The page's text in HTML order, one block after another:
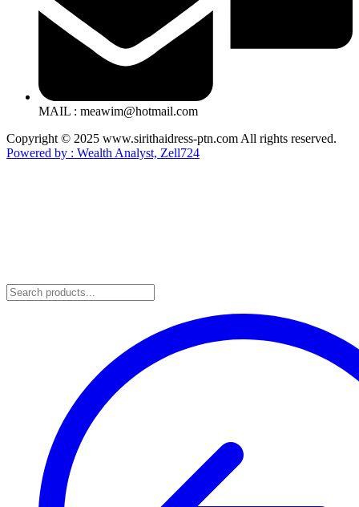
MAIL : meawim@hotmail.com
Copyright © 2025 www.sirithaidress-ptn.com All rights reserved.
Powered by : Wealth Analyst, Zell724